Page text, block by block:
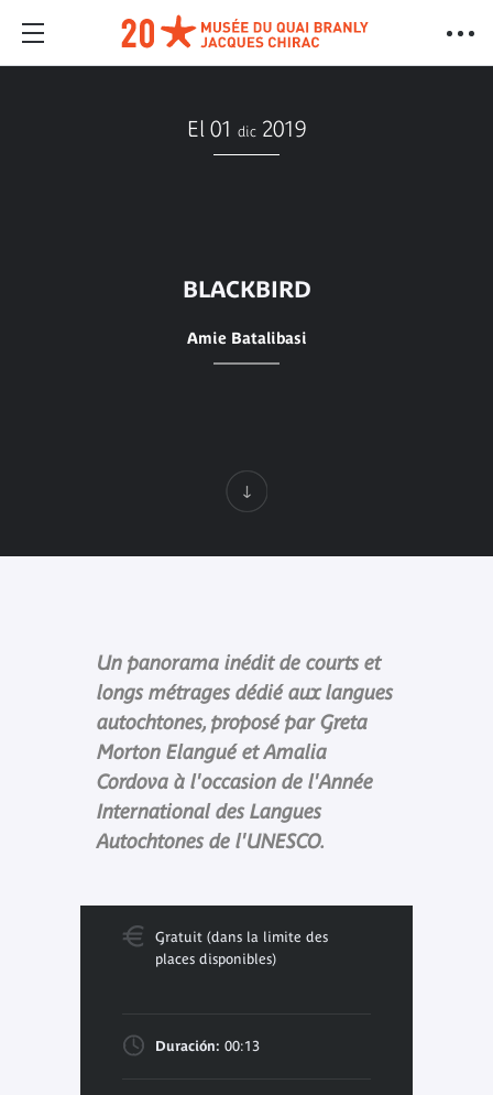
El 01 dic 2019
BLACKBIRD
Amie Batalibasi
Un panorama inédit de courts et
longs métrages dédié aux langues
autochtones, proposé par Greta
Morton Elangué et Amalia
Cordova à l'occasion de l'Année
International des Langues
Autochtones de l'UNESCO.
Gratuit (dans la limite des
places disponibles)
Duración: 00:13